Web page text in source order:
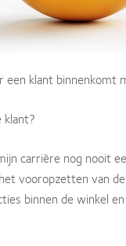
klant binnenkomt
klant?
carrière nog nooit
vooropzetten van
binnen de winkel